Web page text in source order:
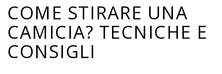
COME STIRARE UNA
CAMICIA? TECNICHE E
CONSIGLI